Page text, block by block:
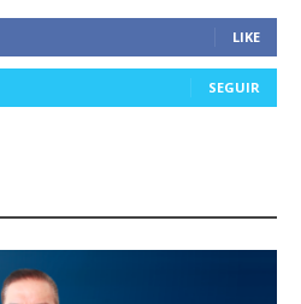
LIKE
SEGUIR